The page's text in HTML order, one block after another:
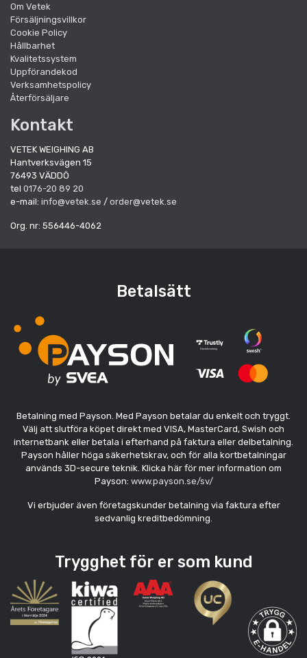
Om Vetek
Försäljningsvillkor
Cookie Policy
Hållbarhet
Kvalitetssystem
Uppförandekod
Verksamhetspolicy
Återförsäljare
Kontakt
VETEK WEIGHING AB
Hantverksvägen 15
76493 VÄDDÖ
tel 0176-20 89 20
e-mail: info@vetek.se / order@vetek.se
Org. nr: 556446-4062
Betalsätt
Betalning med Payson. Med Payson betalar du enkelt och tryggt.
Välj att slutföra köpet direkt med VISA, MasterCard, Swish och
internetbank eller betala i efterhand på faktura eller delbetalning.
Payson håller höga säkerhetskrav, och för alla kortbetalningar
används 3D-secure teknik. Klicka här för mer information om
Payson: www.payson.se/sv/
Vi erbjuder även företagskunder betalning via faktura efter
sedvanlig kreditbedömning.
Trygghet för er som kund